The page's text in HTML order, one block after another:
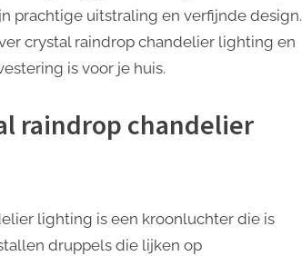
prachtige uitstraling en verfijnde design.
crystal raindrop chandelier lighting en
is voor je huis.
raindrop chandelier
lighting is een kroonluchter die is
druppels die lijken op